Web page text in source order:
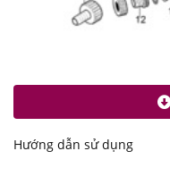
Hướng dẫn sử dụng